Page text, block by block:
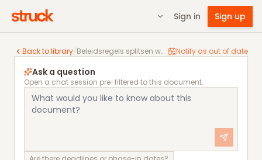
Sign in Sign up
Back to library/ Beleidsregels splitsen woningen binnen de bebouwde kom gemeente Oost Gelre 2024 Notify as out of date
Beleidsregels splitsen woningen binnen de
Ask a question
Open a chat session pre-filtered to this document.